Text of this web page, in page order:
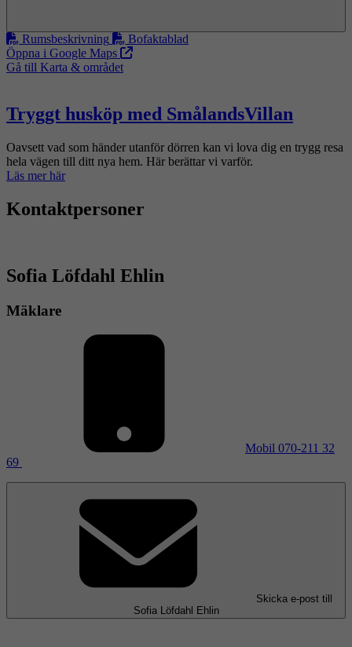
Rumsbeskrivning
Bofaktablad
Öppna i Google Maps
Gå till Karta & området
Tryggt husköp med SmålandsVillan
Oavsett vad som händer utanför dörren kan vi lova dig en trygg resa
hela vägen till ditt nya hem. Här berättar vi varför.
Läs mer här
Kontaktpersoner
Sofia Löfdahl Ehlin
Mäklare
Mobil 070-211 32
69
Skicka e-post till
Sofia Löfdahl Ehlin